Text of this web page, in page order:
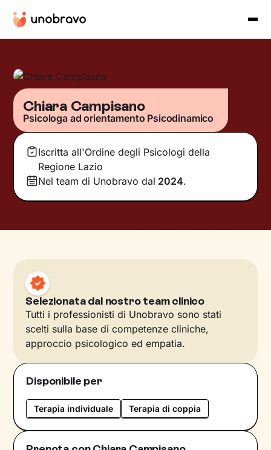
Chiara Campisano
Psicologa ad orientamento Psicodinamico
Iscritta all'Ordine degli Psicologi della
Regione Lazio
Nel team di Unobravo dal 2024.
Selezionata dal nostro team clinico
Tutti i professionisti di Unobravo sono stati
scelti sulla base di competenze cliniche,
approccio psicologico ed empatia.
Disponibile per
Terapia individuale Terapia di coppia